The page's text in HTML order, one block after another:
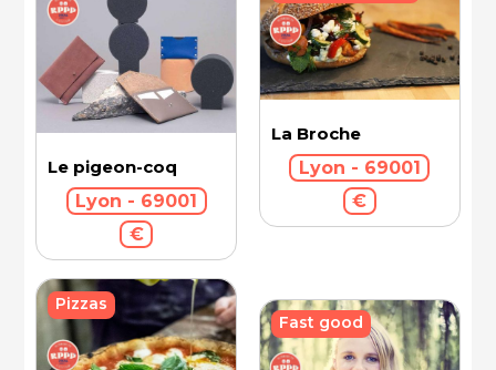
Le pigeon-coq
Lyon - 69001
€
La Broche
Lyon - 69001
€
Pizzas
Fast good